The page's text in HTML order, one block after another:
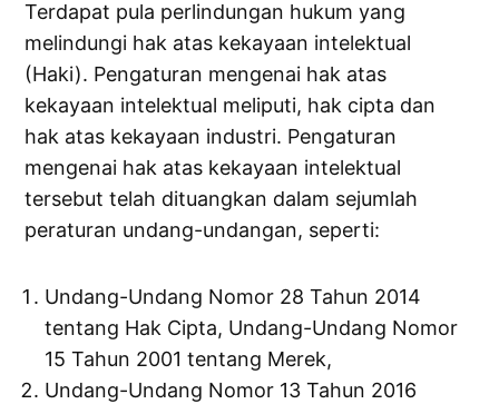
Terdapat pula perlindungan hukum yang
melindungi hak atas kekayaan intelektual
(Haki). Pengaturan mengenai hak atas
kekayaan intelektual meliputi, hak cipta dan
hak atas kekayaan industri. Pengaturan
mengenai hak atas kekayaan intelektual
tersebut telah dituangkan dalam sejumlah
peraturan undang-undangan, seperti:
Undang-Undang Nomor 28 Tahun 2014
tentang Hak Cipta, Undang-Undang Nomor
15 Tahun 2001 tentang Merek,
Undang-Undang Nomor 13 Tahun 2016